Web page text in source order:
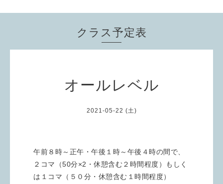
クラス予定表
オールレベル
2021-05-22 (土)
午前８時～正午・午後１時～午後４時の間で、
２コマ（50分×2・休憩含む２時間程度）もしく
は１コマ（５０分・休憩含む１時間程度）